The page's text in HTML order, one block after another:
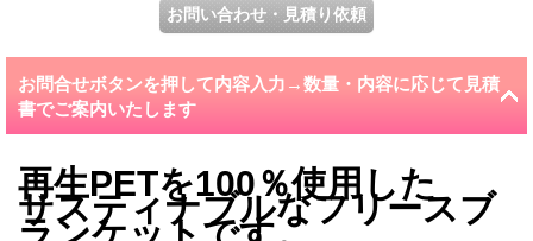
お問合せボタンを押して内容入力→数量・内容に応じて見積
書でご案内いたします
再生PETを100％使用した
サスティナブルなフリースブ